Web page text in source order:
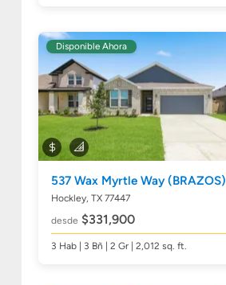
Disponible Ahora
537 Wax Myrtle Way(BRAZOS)
Hockley, TX 77447
desde $331,900
3 Hab | 3 Bñ | 2 Gr | 2,012 sq. ft.